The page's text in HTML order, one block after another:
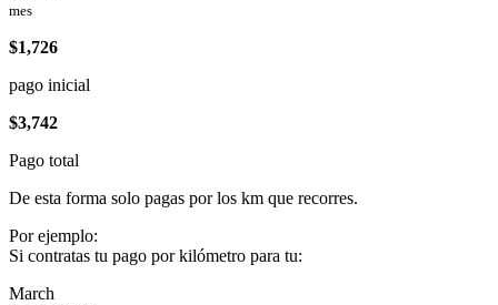
mes
$1,726
pago inicial
$3,742
Pago total
De esta forma solo pagas por los km que recorres.
Por ejemplo:
Si contratas tu pago por kilómetro para tu:
March